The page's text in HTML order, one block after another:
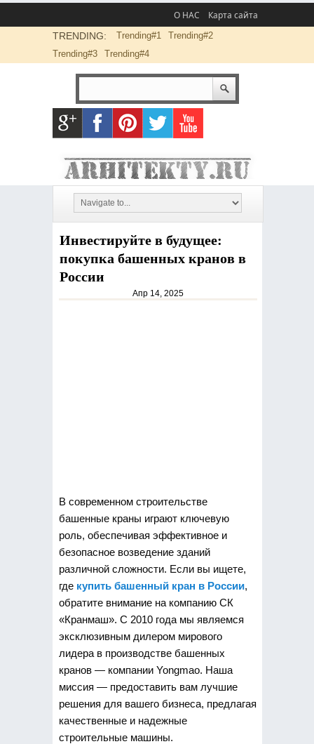
О НАС Карта сайта
TRENDING: Trending#1
Trending#2
Trending#3
Trending#4
Инвестируйте в будущее:
покупка башенных кранов в
России
Апр 14, 2025
В современном строительстве
башенные краны играют ключевую
роль, обеспечивая эффективное и
безопасное возведение зданий
различной сложности. Если вы ищете,
где купить башенный кран в России,
обратите внимание на компанию СК
«Кранмаш». С 2010 года мы являемся
эксклюзивным дилером мирового
лидера в производстве башенных
кранов — компании Yongmao. Наша
миссия — предоставить вам лучшие
решения для вашего бизнеса, предлагая
качественные и надежные
строительные машины.